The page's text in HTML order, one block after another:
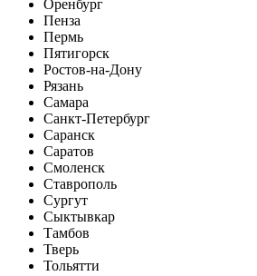
Оренбург
Пенза
Пермь
Пятигорск
Ростов-на-Дону
Рязань
Самара
Санкт-Петербург
Саранск
Саратов
Смоленск
Ставрополь
Сургут
Сыктывкар
Тамбов
Тверь
Тольятти